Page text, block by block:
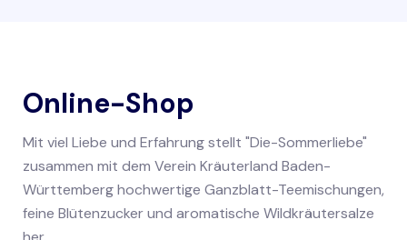
Online-Shop
Mit viel Liebe und Erfahrung stellt "Die-Sommerliebe"
zusammen mit dem Verein Kräuterland Baden-
Württemberg hochwertige Ganzblatt-Teemischungen,
feine Blütenzucker und aromatische Wildkräutersalze